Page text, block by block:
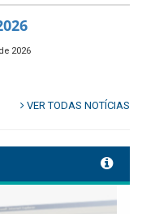
do Meio
do